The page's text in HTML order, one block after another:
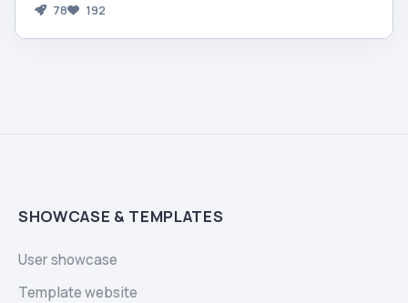
78 192
SHOWCASE & TEMPLATES
User showcase
Template website